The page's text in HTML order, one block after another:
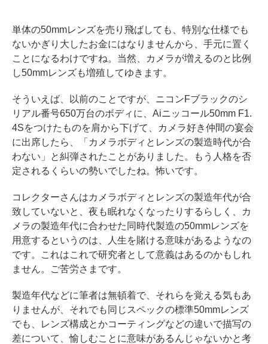
単体の50mmレンズを売り飛ばしても、特別な仕様でも
ないかぎり大したお金にはなりませんから、手元に置く
ことになるわけですね。当然、カメラが増えるのと比例
し50mmレンズも増殖してゆきます。
そういえば、以前のことですが、ニコンFブラックのシ
リアル番号650万台のボディに、Aiニッコール50mm F1.
4Sをつけたものを肩から下げて、カメラ好き仲間の宴会
に出席したら、「カメラボディとレンズの製造時代が合
わない」と糾弾されたことがありました。もう人格を否
定されるくらいの勢いでしたね。怖いです。
コレクターさんはカメラボディとレンズの製造年代が合
致していないと、夜も眠れなくなったりするらしく、カ
メラの製造年代に合わせた同時代製造の50mmレンズを
用意するというのは、人生を賭ける意味があるようなの
です。これはこれで研究者として意義はあるのかもしれ
ません。ご苦労さまです。
製造年代などに筆者は無頓着で、それらを覚える気もあ
りませんが、それでも同じスペックの標準50mmレンズ
でも、レンズ構成とかコーティングなどの違いで描写の
差について、愉しむことに意味があるんじゃないかと考